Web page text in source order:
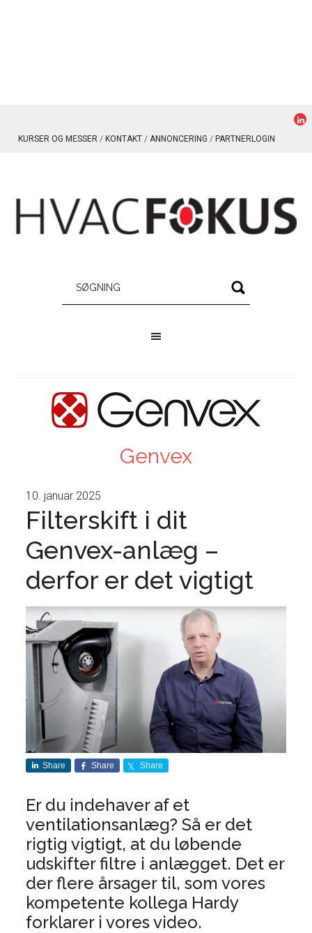
KURSER OG MESSER KONTAKT ANNONCERING PARTNERLOGIN
Genvex
10. januar 2025
Filterskift i dit
Genvex-anlæg –
derfor er det vigtigt
Share Share Share
Er du indehaver af et
ventilationsanlæg? Så er det
rigtig vigtigt, at du løbende
udskifter filtre i anlægget. Det er
der flere årsager til, som vores
kompetente kollega Hardy
forklarer i vores video.